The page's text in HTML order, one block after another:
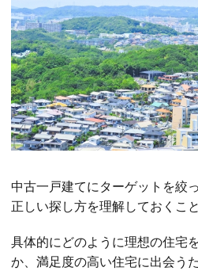
中古一戸建てにターゲットを絞
正しい探し方を理解しておくこ
具体的にどのように理想の住宅
か、満足度の高い住宅に出会う